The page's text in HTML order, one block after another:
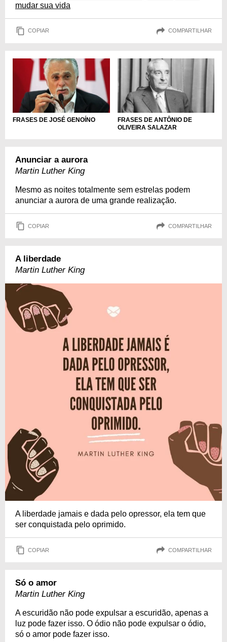
mudar sua vida
COPIAR COMPARTILHAR
FRASES DE JOSÉ GENOÍNO
FRASES DE ANTÔNIO DE
OLIVEIRA SALAZAR
Anunciar a aurora
Martin Luther King
Mesmo as noites totalmente sem estrelas podem
anunciar a aurora de uma grande realização.
COPIAR COMPARTILHAR
A liberdade
Martin Luther King
A liberdade jamais e dada pelo opressor, ela tem que
ser conquistada pelo oprimido.
COPIAR COMPARTILHAR
Só o amor
Martin Luther King
A escuridão não pode expulsar a escuridão, apenas a
luz pode fazer isso. O ódio não pode expulsar o ódio,
só o amor pode fazer isso.